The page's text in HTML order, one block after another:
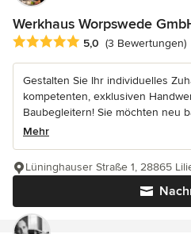
Werkhaus Worpswede
Durchschnittliche Bewertung: 5
5,0 (3 Bewertungen)
Gestalten Sie Ihr individuelles
kompetenten, exklusiven
Baubegleitern! Sie möchten neu
Mehr
Lüninghauser Straße 1, 28865